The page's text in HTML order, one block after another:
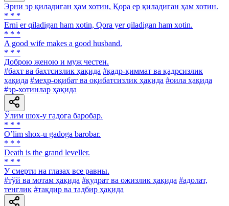
Эрни эр қиладиган ҳам хотин, Қора ер қиладиган ҳам хотин.
* * *
Erni er qiladigan ham xotin, Qora yer qiladigan ham xotin.
* * *
A good wife makes a good husband.
* * *
Доброю женою и муж честен.
#бахт ва бахтсизлик ҳақида #қадр-қиммат ва қадрсизлик
ҳақида #меҳр-оқибат ва оқибатсизлик ҳақида #оила ҳақида
#эр-хотинлар ҳақида
Ўлим шох-у гадога баробар.
* * *
Oʼlim shox-u gadoga barobar.
* * *
Death is the grand leveller.
* * *
У смерти на глазах все равны.
#тўй ва мотам ҳақида #қудрат ва ожизлик ҳақида #адолат,
тенглик #тақдир ва тадбир ҳақида